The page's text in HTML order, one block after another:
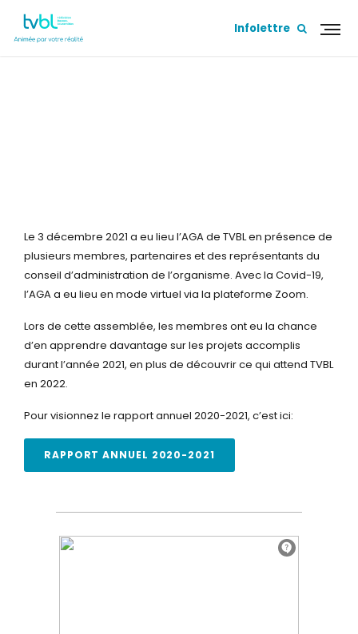
Infolettre
Le 3 décembre 2021 a eu lieu l’AGA de TVBL en présence de
plusieurs membres, partenaires et des représentants du
conseil d’administration de l’organisme. Avec la Covid-19,
l’AGA a eu lieu en mode virtuel via la plateforme Zoom.
Lors de cette assemblée, les membres ont eu la chance
d’en apprendre davantage sur les projets accomplis
durant l’année 2021, en plus de découvrir ce qui attend TVBL
en 2022.
Pour visionnez le rapport annuel 2020-2021, c’est ici:
RAPPORT ANNUEL 2020-2021